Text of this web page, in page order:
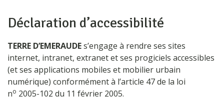
Déclaration d’accessibilité
TERRE D’EMERAUDEs’engage à rendre ses sites
internet, intranet, extranet et ses progiciels accessibles
(et ses applications mobiles et mobilier urbain
numérique) conformément à l’article 47 de la loi
no 2005-102 du 11 février 2005.